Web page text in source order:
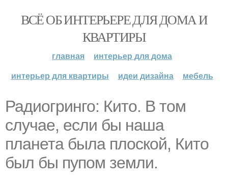
ВСЁ ОБ ИНТЕРЬЕРЕ ДЛЯ ДОМА И
КВАРТИРЫ
главная
интерьер для дома
интерьер для квартиры
идеи дизайна мебель
Радиогринго: Кито. В том
случае, если бы наша
планета была плоской, Кито
был бы пупом земли.